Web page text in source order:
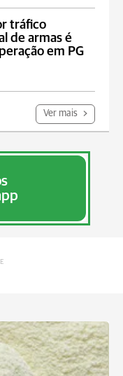
tráfico
de armas é
em PG
Ver mais